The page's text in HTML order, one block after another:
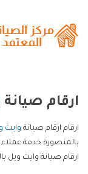
ارقام صيانة
ارقام ارقام صيانة وايت
بالمنصورة خدمة
ارقام صيانة وايت ويل